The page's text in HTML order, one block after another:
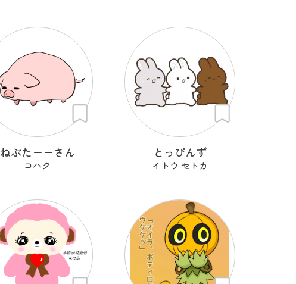
ねぶたーーさん
コハク
とっぴんず
イトウ セトカ